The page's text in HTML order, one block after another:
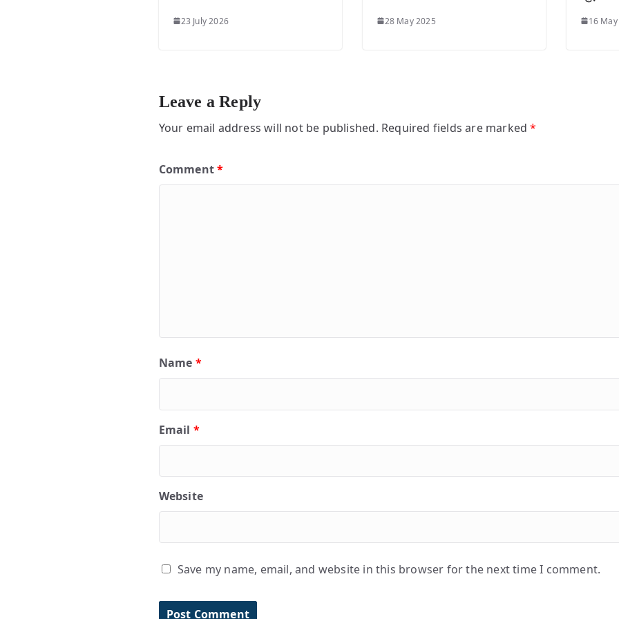
23 July 2026 28 May 2025 16
Leave a Reply
Your email address will not be published. Required fields are marked*
Comment*
Name *
Email *
Website
Save my name, email, and website in this browser for the next time I comment.